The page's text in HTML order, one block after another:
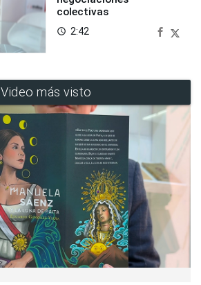
colectivas
access_time 2:42
Video más visto